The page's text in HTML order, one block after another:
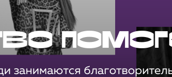
занимаются